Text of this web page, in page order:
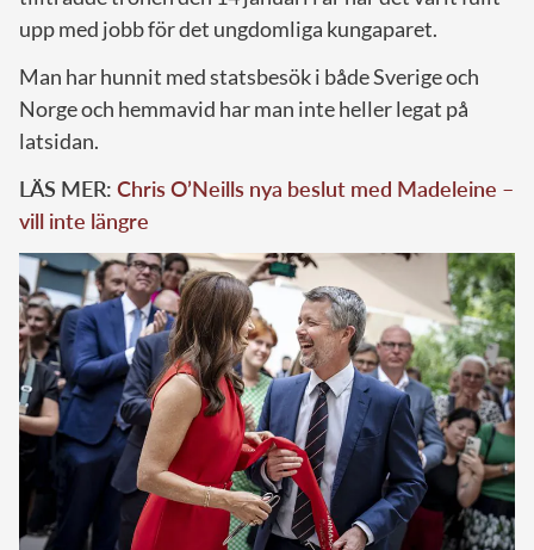
upp med jobb för det ungdomliga kungaparet.
Man har hunnit med statsbesök i både Sverige och
Norge och hemmavid har man inte heller legat på
latsidan.
LÄS MER: Chris O’Neills nya beslut med Madeleine –
vill inte längre